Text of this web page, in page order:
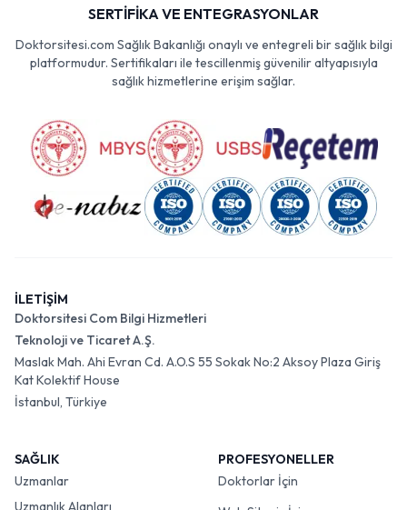
SERTİFİKA VE ENTEGRASYONLAR
Doktorsitesi.com Sağlık Bakanlığı onaylı ve entegreli bir sağlık bilgi
platformudur. Sertifikaları ile tescillenmiş güvenilir altyapısıyla
sağlık hizmetlerine erişim sağlar.
İLETİŞİM
Doktorsitesi Com Bilgi Hizmetleri
Teknoloji ve Ticaret A.Ş.
Maslak Mah. Ahi Evran Cd. A.O.S 55 Sokak No:2 Aksoy Plaza Giriş
Kat Kolektif House
İstanbul, Türkiye
SAĞLIK
Uzmanlar
PROFESYONELLER
Doktorlar İçin